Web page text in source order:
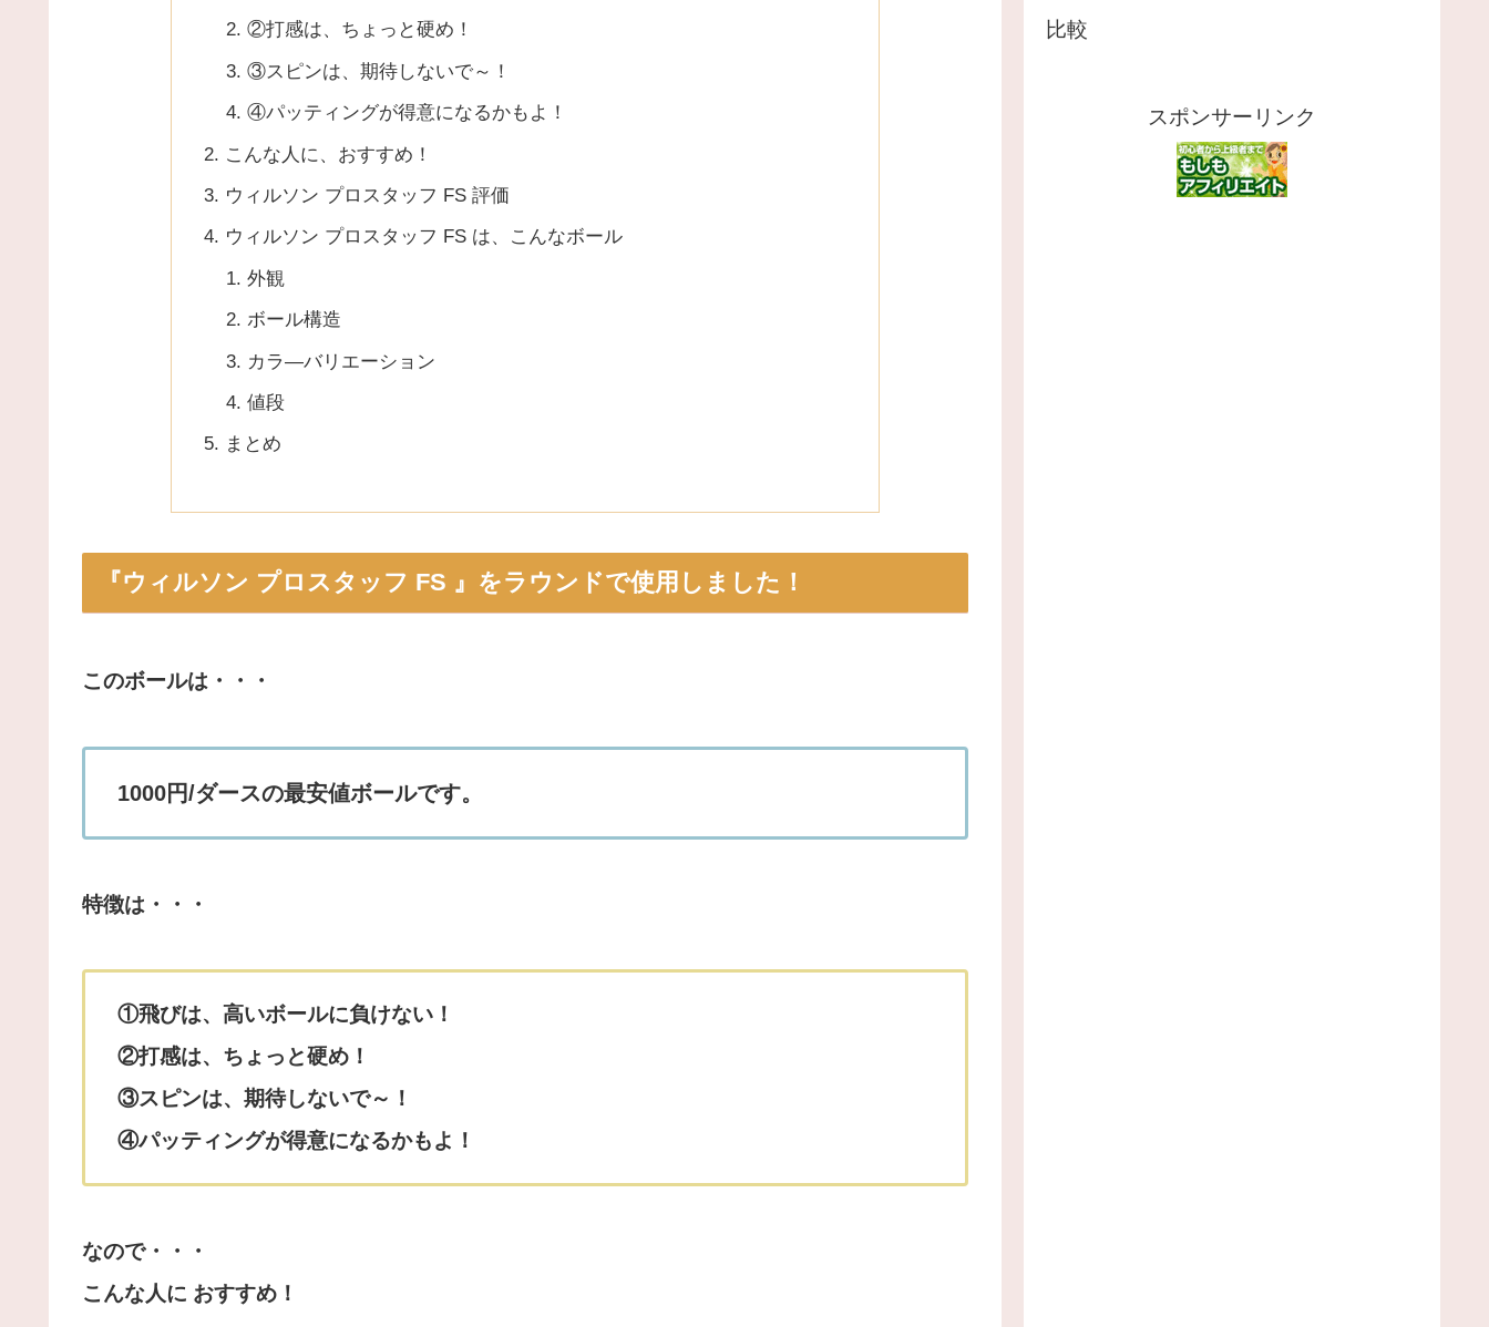
②打感は、ちょっと硬め！
③スピンは、期待しないで～！
④パッティングが得意になるかもよ！
こんな人に、おすすめ！
ウィルソン プロスタッフ FS 評価
ウィルソン プロスタッフ FS は、こんなボール
外観
ボール構造
カラ―バリエーション
値段
まとめ
『ウィルソン プロスタッフ FS 』をラウンドで使用しました！
このボールは・・・
1000円/ダースの最安値ボールです。
特徴は・・・
①飛びは、高いボールに負けない！
②打感は、ちょっと硬め！
③スピンは、期待しないで～！
④パッティングが得意になるかもよ！
なので・・・
こんな人に おすすめ！
比較
スポンサーリンク